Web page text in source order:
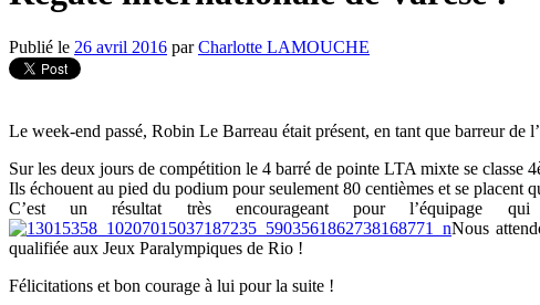
Publié le 26 avril 2016 par Charlotte LAMOUCHE
Le week-end passé, Robin Le Barreau était présent, en tant que barreur de
Sur les deux jours de compétition le 4 barré de pointe LTA mixte se classe
Ils échouent au pied du podium pour seulement 80 centièmes et se placent
C’est un résultat très encourageant pour l’équipage
Nous
qualifiée aux Jeux Paralympiques de Rio !
Félicitations et bon courage à lui pour la suite !